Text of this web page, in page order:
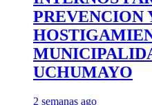
PREVENCION
UCHUMAYO
2 semanas ago